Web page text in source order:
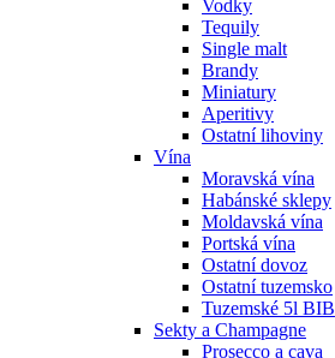
Vodky
Tequily
Single malt
Brandy
Miniatury
Aperitivy
Ostatní lihoviny
Vína
Moravská vína
Habánské sklepy
Moldavská vína
Portská vína
Ostatní dovoz
Ostatní tuzemsko
Tuzemské 5l BIB
Sekty a Champagne
Prosecco a cava